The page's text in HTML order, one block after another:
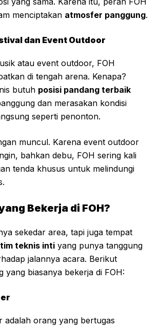
menciptakan atmosfer panggung.
dan Event Outdoor
atau event outdoor, FOH
di tengah arena. Kenapa?
butuh posisi pandang terbaik
dan merasakan kondisi
seperti penonton.
muncul. Karena event outdoor
bahkan debu, FOH sering kali
tenda khusus untuk melindungi
Bekerja di FOH?
sekedar area, tapi juga tempat
tim teknis inti yang punya tanggung
jalannya acara. Berikut
yang biasanya bekerja di FOH:
adalah orang yang bertugas